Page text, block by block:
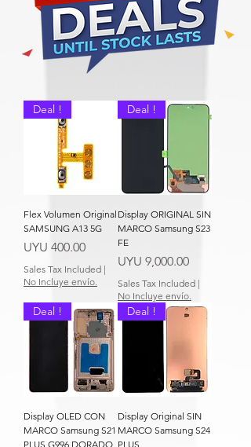
Deal !
Flex Volumen Original
SAMSUNG A13 5G
Price
UYU 400.00
Sales Tax Included |
No Incluye envío.
Deal !
Display ORIGINAL SIN
MARCO Samsung S23
FE
Price
UYU 9,000.00
Sales Tax Included |
No Incluye envío.
Deal !
Display OLED CON
MARCO Samsung S21
PLUS G996 DORADO
Deal !
Display Original SIN
MARCO Samsung S24
PLUS